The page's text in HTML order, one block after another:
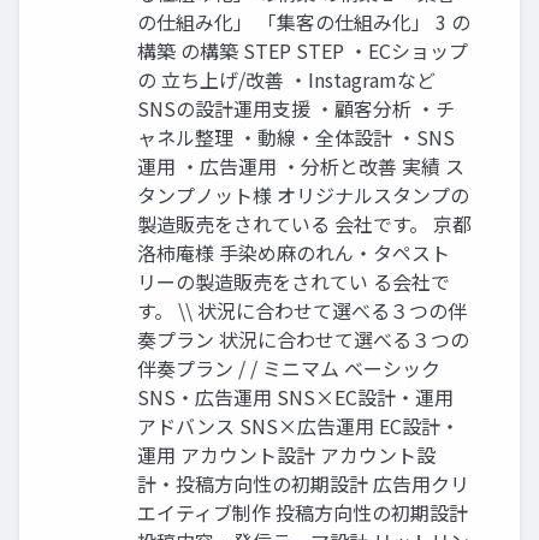
の仕組み化」 「集客の仕組み化」 3 の
構築 の構築 STEP STEP ・ECショップ
の 立ち上げ/改善 ・Instagramなど
SNSの設計運用支援 ・顧客分析 ・チ
ャネル整理 ・動線・全体設計 ・SNS
運用 ・広告運用 ・分析と改善 実績 ス
タンプノット様 オリジナルスタンプの
製造販売をされている 会社です。 京都
洛柿庵様 手染め麻のれん・タペスト
リーの製造販売をされてい る会社で
す。 \\ 状況に合わせて選べる３つの伴
奏プラン 状況に合わせて選べる３つの
伴奏プラン / / ミニマム ベーシック
SNS・広告運用 SNS×EC設計・運用
アドバンス SNS×広告運用 EC設計・
運用 アカウント設計 アカウント設
計・投稿方向性の初期設計 広告用クリ
エイティブ制作 投稿方向性の初期設計